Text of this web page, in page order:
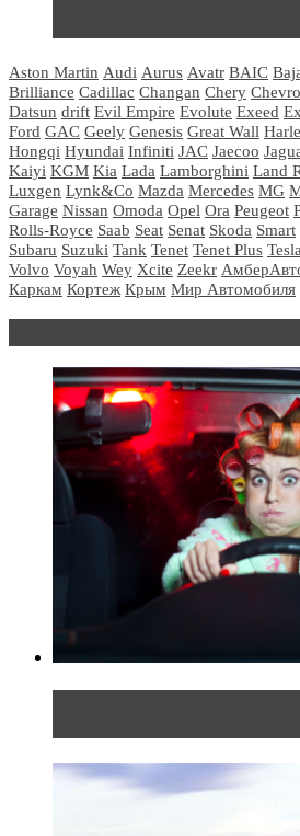
Aston Martin Audi Aurus Avatr BAIC
Brilliance Cadillac Changan Chery
Datsun drift Evil Empire Evolute Exeed
Ford GAC Geely Genesis Great Wall
Hongqi Hyundai Infiniti JAC Jaecoo
Kaiyi KGM Kia Lada Lamborghini Land
Luxgen Lynk&Co Mazda Mercedes MG
Garage Nissan Omoda Opel Ora Peugeot
Rolls-Royce Saab Seat Senat Skoda Smart
Subaru Suzuki Tank Tenet Tenet Plus Tesla
Volvo Voyah Wey Xcite Zeekr
Каркам Кортеж Крым Мир Автомобиля